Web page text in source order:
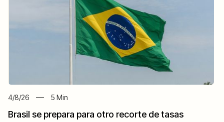
4/8/26 5 Min
Brasil se prepara para otro recorte de tasas